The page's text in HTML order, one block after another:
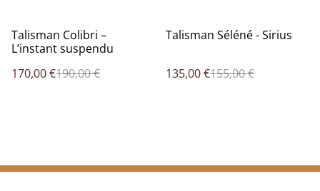
%
Talisman Colibri –
L’instant suspendu
170,00 €190,00 €
%
Talisman Séléné - Sirius
135,00 €155,00 €